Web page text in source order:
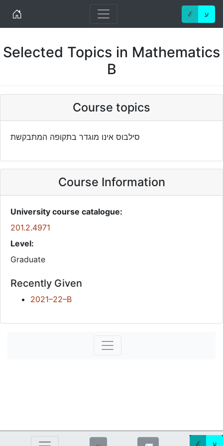
Home ℰ ע
Selected Topics in Mathematics
B
Course topics
סילבוס אינו מוגדר בתקופה המתבקשת
Course Information
University course catalogue:
201.2.4971
Level:
Graduate
Recently Given
2021–22–B
ℰ ע